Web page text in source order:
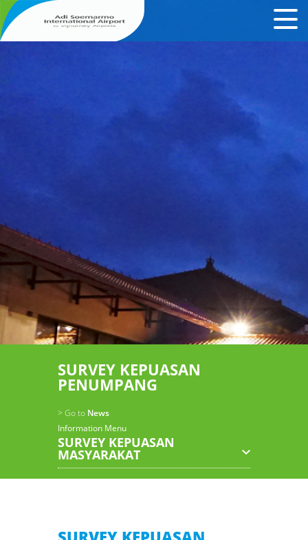
SURVEY KEPUASAN
PENUMPANG
> Go to News
Information Menu
SURVEY KEPUASAN
MASYARAKAT